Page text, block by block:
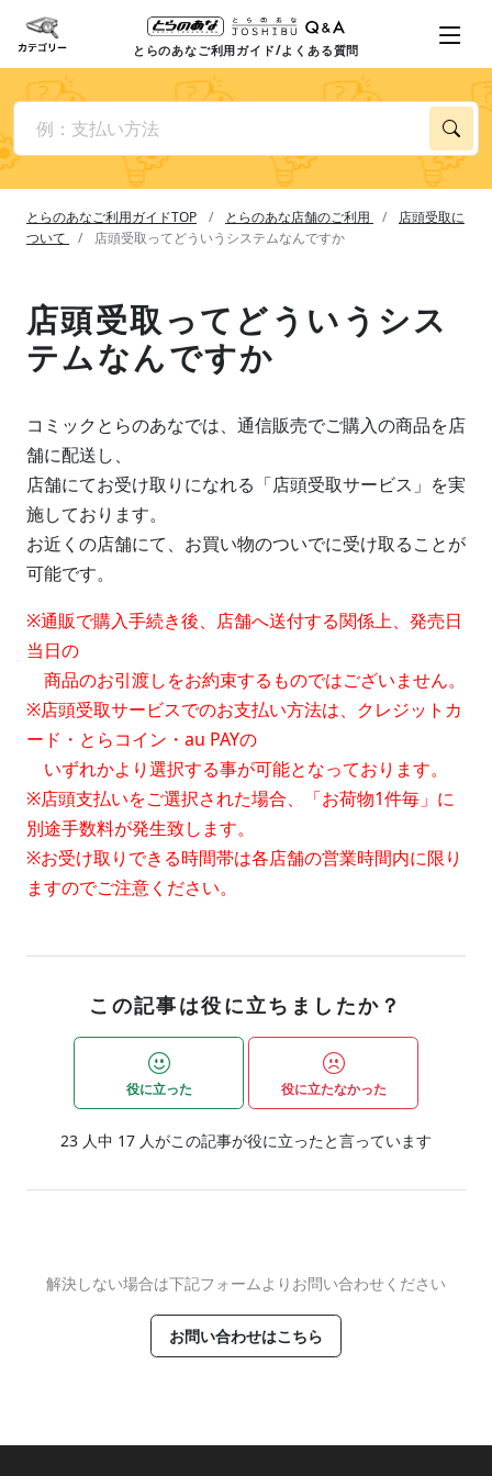
とらのあなご利用ガイド/よくある質問
とらのあなご利用ガイドTOP とらのあな店舗のご利用
店頭受取に
ついて
店頭受取ってどういうシステムなんですか
店頭受取ってどういうシス
テムなんですか
コミックとらのあなでは、通信販売でご購入の商品を店
舗に配送し、
店舗にてお受け取りになれる「店頭受取サービス」を実
施しております。
お近くの店舗にて、お買い物のついでに受け取ることが
可能です。
※通販で購入手続き後、店舗へ送付する関係上、発売日
当日の
商品のお引渡しをお約束するものではございません。
※店頭受取サービスでのお支払い方法は、クレジットカ
ード・とらコイン・au PAYの
いずれかより選択する事が可能となっております。
※店頭支払いをご選択された場合、「お荷物1件毎」に
別途手数料が発生致します。
※お受け取りできる時間帯は各店舗の営業時間内に限り
ますのでご注意ください。
この記事は役に立ちましたか？
役に立った 役に立たなかった
23 人中 17 人がこの記事が役に立ったと言っています
解決しない場合は下記フォームよりお問い合わせください
お問い合わせはこちら